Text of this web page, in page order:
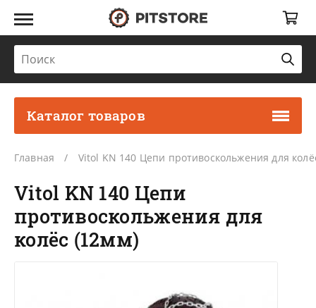
Каталог товаров
Главная Vitol KN 140 Цепи противоскольжения для
Vitol KN 140 Цепи
противоскольжения для
колёс (12мм)